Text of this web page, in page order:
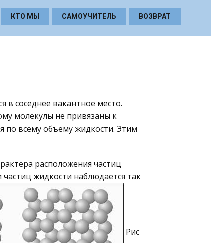
КТО МЫ САМОУЧИТЕЛЬ ВОЗВРАТ
соседнее вакантное место.
молекулы не привязаны к
по всему объему жидкости. Этим
расположения частиц
жидкости наблюдается так
Рис